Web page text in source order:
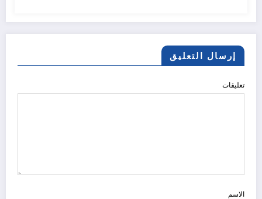
إرسال التعليق
تعليقات
الاسم